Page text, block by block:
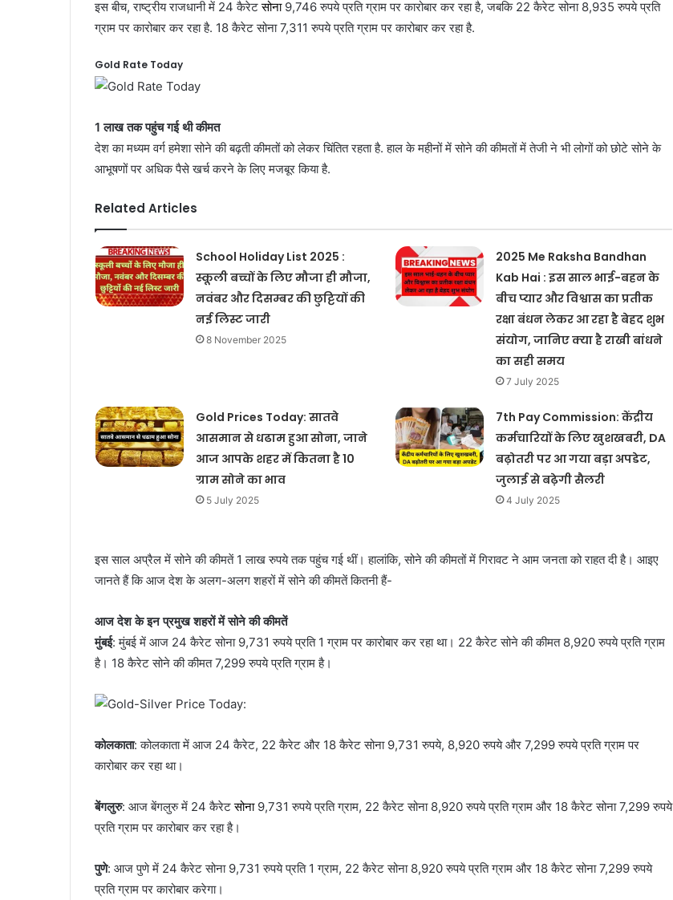
इस बीच, राष्ट्रीय राजधानी में 24 कैरेटसोना9,746 रुपये प्रति ग्राम पर कारोबार कर रहा है, जबकि 22 कैरेट सोना 8,935 रुपये प्रति
ग्राम पर कारोबार कर रहा है. 18 कैरेट सोना 7,311 रुपये प्रति ग्राम पर कारोबार कर रहा है.
Gold Rate Today
1 लाख तक पहुंच गई थी कीमत
देश का मध्यम वर्ग हमेशा सोने की बढ़ती कीमतों को लेकर चिंतित रहता है. हाल के महीनों में सोने की कीमतों में तेजी ने भी लोगों को छोटे सोने के
आभूषणों पर अधिक पैसे खर्च करने के लिए मजबूर किया है.
Related Articles
School Holiday List 2025 :
स्कूली बच्चों के लिए मौजा ही मौजा,
नवंबर और दिसम्बर की छुट्टियों की
नई लिस्ट जारी
8 November 2025
2025 Me Raksha Bandhan
Kab Hai : इस साल भाई-बहन के
बीच प्यार और विश्वास का प्रतीक
रक्षा बंधन लेकर आ रहा है बेहद शुभ
संयोग, जानिए क्या है राखी बांधने
का सही समय
7 July 2025
Gold Prices Today: सातवे
आसमान से धढाम हुआ सोना, जाने
आज आपके शहर में कितना है 10
ग्राम सोने का भाव
5 July 2025
7th Pay Commission: केंद्रीय
कर्मचारियों के लिए खुशखबरी, DA
बढ़ोतरी पर आ गया बड़ा अपडेट,
जुलाई से बढ़ेगी सैलरी
4 July 2025
इस साल अप्रैल में सोने की कीमतें 1 लाख रुपये तक पहुंच गई थीं। हालांकि, सोने की कीमतों में गिरावट ने आम जनता को राहत दी है। आइए
जानते हैं कि आज देश के अलग-अलग शहरों में सोने की कीमतें कितनी हैं-
आज देश के इन प्रमुख शहरों में सोने की कीमतें
मुंबई: मुंबई में आज 24 कैरेट सोना 9,731 रुपये प्रति 1 ग्राम पर कारोबार कर रहा था। 22 कैरेट सोने की कीमत 8,920 रुपये प्रति ग्राम
है। 18 कैरेट सोने की कीमत 7,299 रुपये प्रति ग्राम है।
कोलकाता: कोलकाता में आज 24 कैरेट, 22 कैरेट और 18 कैरेट सोना 9,731 रुपये, 8,920 रुपये और 7,299 रुपये प्रति ग्राम पर
कारोबार कर रहा था।
बेंगलुरु: आज बेंगलुरु में 24 कैरेटसोना9,731 रुपये प्रति ग्राम, 22 कैरेट सोना 8,920 रुपये प्रति ग्राम और 18 कैरेट सोना 7,299 रुपये
प्रति ग्राम पर कारोबार कर रहा है।
पुणे: आज पुणे में 24 कैरेट सोना 9,731 रुपये प्रति 1 ग्राम, 22 कैरेट सोना 8,920 रुपये प्रति ग्राम और 18 कैरेट सोना 7,299 रुपये
प्रति ग्राम पर कारोबार करेगा।